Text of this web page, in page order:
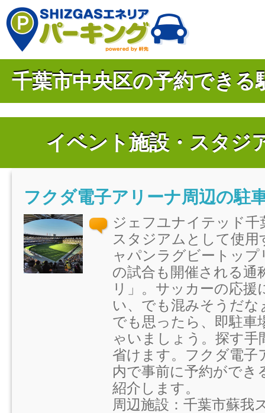
千葉市中央区の予約できる
イベント施設・スタジ
フクダ電子アリーナ周辺の駐
ジェフユナイテッド千
スタジアムとして使用
ャパンラグビートップ
の試合も開催される通
リ」。サッカーの応援
い、でも混みそうだな
でも思ったら、即駐車
ゃいましょう。探す手
省けます。フクダ電子
内で事前に予約ができ
紹介します。
周辺施設：千葉市蘇我